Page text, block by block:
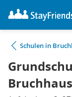
Schulen in